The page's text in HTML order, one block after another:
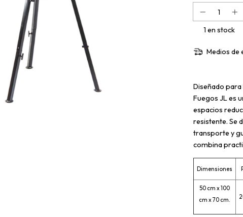
1 en stock
Medios de
Diseñado
Fuegos JL es
espacios
resistente. Se
transporte y
combina
Dimensiones
50 cm x 100
cm x 70 cm.